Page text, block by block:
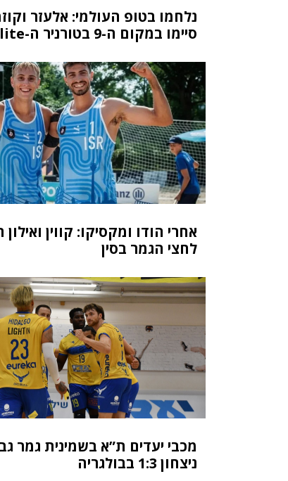
נלחמו בטופ העולמי: אלעזר
סיימו במקום ה-9 בטורניר ה-Elite בריו
אחרי הודו ומקסיקו: קווין ואילון
לחצי הגמר בסין
מכבי יעדים ת”א בשמינית גמר
ניצחון 1:3 בבולגריה